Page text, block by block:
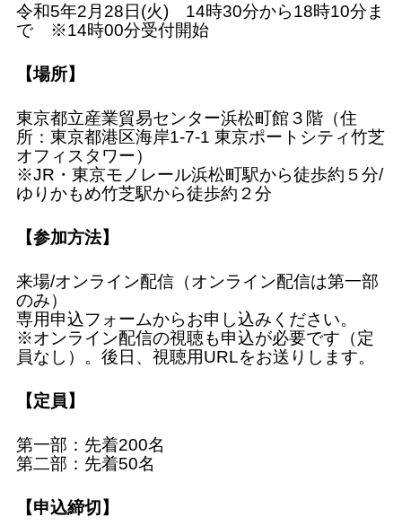
令和5年2月28日(火) 14時30分から18時10分ま
で ※14時00分受付開始
【場所】
東京都立産業貿易センター浜松町館３階（住
所：東京都港区海岸1-7-1 東京ポートシティ竹芝
オフィスタワー）
※JR・東京モノレール浜松町駅から徒歩約５分/
ゆりかもめ竹芝駅から徒歩約２分
【参加方法】
来場/オンライン配信（オンライン配信は第一部
のみ）
専用申込フォームからお申し込みください。
※オンライン配信の視聴も申込が必要です（定
員なし）。後日、視聴用URLをお送りします。
【定員】
第一部：先着200名
第二部：先着50名
【申込締切】